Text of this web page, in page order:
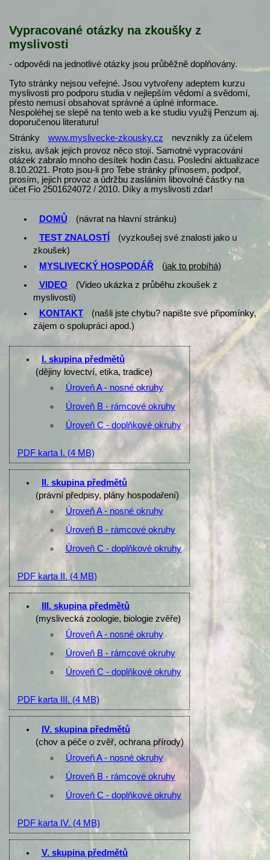
Vypracované otázky na zkoušky z
myslivosti
- odpovědi na jednotlivé otázky jsou průběžně doplňovány.
Tyto stránky nejsou veřejné. Jsou vytvořeny adeptem kurzu
myslivosti pro podporu studia v nejlepším vědomí a svědomí,
přesto nemusí obsahovat správné a úplné informace.
Nespoléhej se slepě na tento web a ke studiu využij Penzum aj.
doporučenou literaturu!
Stránky
www.myslivecke-zkousky.cz
nevznikly za účelem
zisku, avšak jejich provoz něco stojí. Samotné vypracování
otázek zabralo mnoho desítek hodin času. Poslední aktualizace
8.10.2021. Proto jsou-li pro Tebe stránky přínosem, podpoř,
prosím, jejich provoz a údržbu zasláním libovolné částky na
účet Fio 2501624072 / 2010. Díky a myslivosti zdar!
DOMŮ
(návrat na hlavní stránku)
TEST ZNALOSTÍ
(vyzkoušej své znalosti jako u
zkoušek)
MYSLIVECKÝ HOSPODÁŘ
(jak to probíhá)
VIDEO
(Video ukázka z průběhu zkoušek z
myslivosti)
KONTAKT
(našli jste chybu? napište své připomínky,
zájem o spolupráci apod.)
I. skupina předmětů
(dějiny lovectví, etika, tradice)
Úroveň A - nosné okruhy
Úroveň B - rámcové okruhy
Úroveň C - doplňkové okruhy
PDF karta I. (4 MB)
II. skupina předmětů
(právní předpisy, plány hospodaření)
Úroveň A - nosné okruhy
Úroveň B - rámcové okruhy
Úroveň C - doplňkové okruhy
PDF karta II. (4 MB)
III. skupina předmětů
(myslivecká zoologie, biologie zvěře)
Úroveň A - nosné okruhy
Úroveň B - rámcové okruhy
Úroveň C - doplňkové okruhy
PDF karta III. (4 MB)
IV. skupina předmětů
(chov a péče o zvěř, ochrana přírody)
Úroveň A - nosné okruhy
Úroveň B - rámcové okruhy
Úroveň C - doplňkové okruhy
PDF karta IV. (4 MB)
V. skupina předmětů